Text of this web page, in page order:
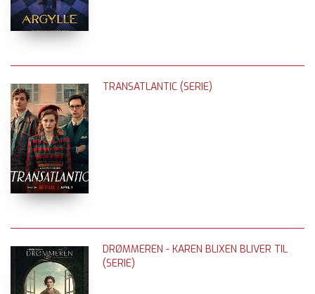
TRANSATLANTIC (SERIE)
DRØMMEREN - KAREN BLIXEN BLIVER TIL
(SERIE)